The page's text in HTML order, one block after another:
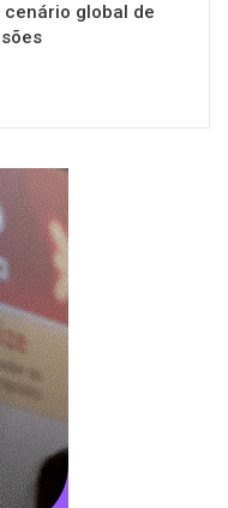
cenário global de